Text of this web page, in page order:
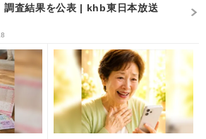
査結果を公表 | khb東日本放送